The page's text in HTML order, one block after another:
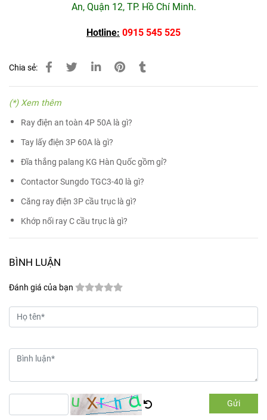
An, Quận 12, TP. Hồ Chí Minh.
Hotline: 0915 545 525
Chia sẻ:
(*) Xem thêm
Ray điện an toàn 4P 50A là gì?
Tay lấy điện 3P 60A là gì?
Đĩa thắng palang KG Hàn Quốc gồm gỉ?
Contactor Sungdo TGC3-40 là gì?
Căng ray điện 3P cầu trục là gì?
Khớp nối ray C cầu trục là gì?
BÌNH LUẬN
Đánh giá của bạn
Gửi